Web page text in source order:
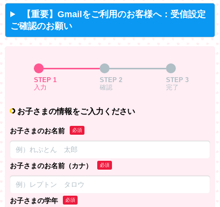
【重要】Gmailをご利用のお客様へ：受信設定
ご確認のお願い
STEP 1
入力
STEP 2
確認
STEP 3
完了
お子さまの情報をご入力ください
お子さまのお名前 必須
お子さまのお名前（カナ） 必須
お子さまの学年 必須